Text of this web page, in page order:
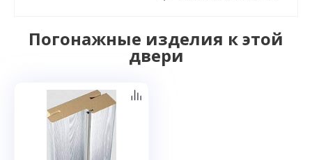
Погонажные изделия к этой
двери